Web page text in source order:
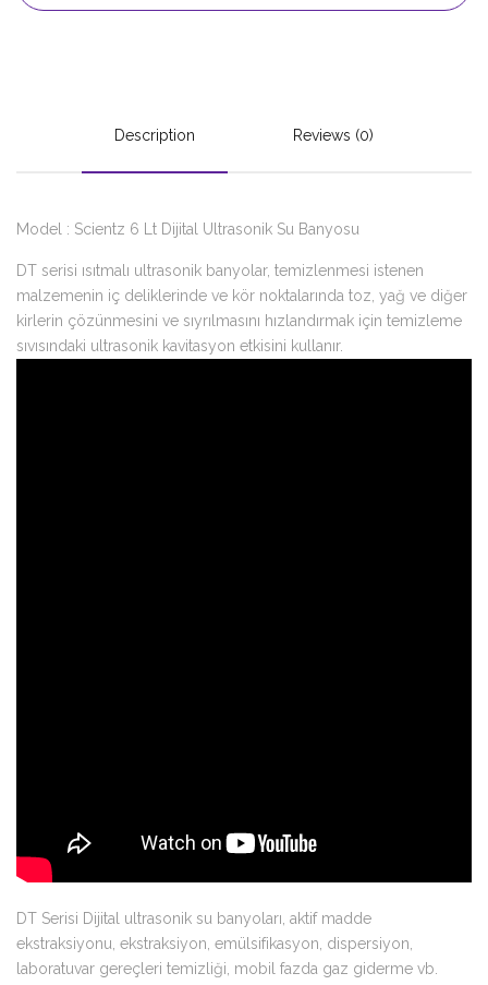
Description Reviews (0)
Model : Scientz 6 Lt Dijital Ultrasonik Su Banyosu
DT serisi ısıtmalı ultrasonik banyolar, temizlenmesi istenen
malzemenin iç deliklerinde ve kör noktalarında toz, yağ ve diğer
kirlerin çözünmesini ve sıyrılmasını hızlandırmak için temizleme
sıvısındaki ultrasonik kavitasyon etkisini kullanır.
DT Serisi Dijital ultrasonik su banyoları, aktif madde
ekstraksiyonu, ekstraksiyon, emülsifikasyon, dispersiyon,
laboratuvar gereçleri temizliği, mobil fazda gaz giderme vb.